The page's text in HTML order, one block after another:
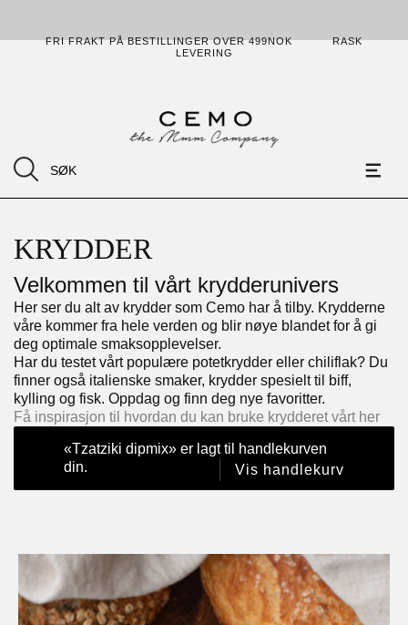
FRI FRAKT PÅ BESTILLINGER OVER 499NOK
RASK
LEVERING
KRYDDER
Velkommen til vårt krydderunivers
Her ser du alt av krydder som Cemo har å tilby. Krydderne
våre kommer fra hele verden og blir nøye blandet for å gi
deg optimale smaksopplevelser.
Har du testet vårt populære potetkrydder eller chiliflak? Du
finner også italienske smaker, krydder spesielt til biff,
kylling og fisk. Oppdag og finn deg nye favoritter.
Få inspirasjon til hvordan du kan bruke krydderet vårt her
«Tzatziki dipmix» er lagt til handlekurven
din.
Vis handlekurv